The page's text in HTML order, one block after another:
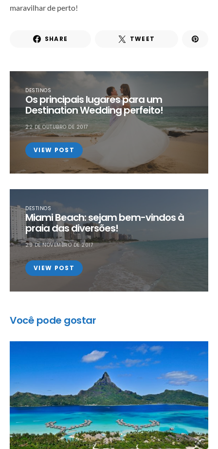
maravilhar de perto!
SHARE TWEET
DESTINOS
Os principais lugares para um
Destination Wedding perfeito!
22 DE OUTUBRO DE 2017
VIEW POST
DESTINOS
Miami Beach: sejam bem-vindos à
praia das diversões!
29 DE NOVEMBRO DE 2017
VIEW POST
Você pode gostar